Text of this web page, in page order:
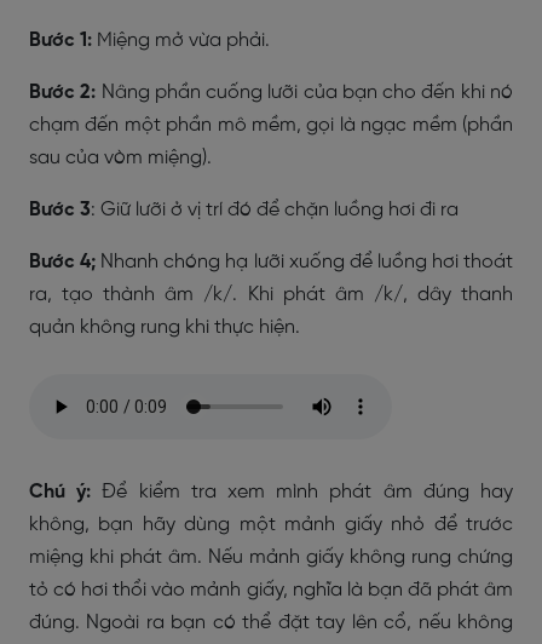
Bước 1: Miệng mở vừa phải.
Bước 2: Nâng phần cuống lưỡi của bạn cho đến khi nó
chạm đến một phần mô mềm, gọi là ngạc mềm (phần
sau của vòm miệng).
Bước 3: Giữ lưỡi ở vị trí đó để chặn luồng hơi đi ra
Bước 4; Nhanh chóng hạ lưỡi xuống để luồng hơi thoát
ra, tạo thành âm /k/. Khi phát âm /k/, dây thanh
quản không rung khi thực hiện.
Chú ý: Để kiểm tra xem mình phát âm đúng hay
không, bạn hãy dùng một mảnh giấy nhỏ để trước
miệng khi phát âm. Nếu mảnh giấy không rung chứng
tỏ có hơi thổi vào mảnh giấy, nghĩa là bạn đã phát âm
đúng. Ngoài ra bạn có thể đặt tay lên cổ, nếu không